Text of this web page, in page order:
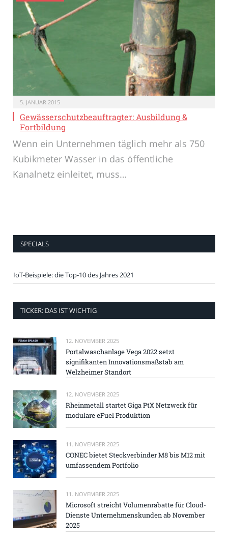
5. JANUAR 2015
Gewässerschutzbeauftragter: Ausbildung &
Fortbildung
Wenn ein Unternehmen täglich mehr als 750
Kubikmeter Wasser in das öffentliche
Kanalnetz einleitet, muss…
SPECIALS
IoT-Beispiele: die Top-10 des Jahres 2021
TICKER: DAS IST WICHTIG
12. NOVEMBER 2025
Portalwaschanlage Vega 2022 setzt
signifikanten Innovationsmaßstab am
Welzheimer Standort
12. NOVEMBER 2025
Rheinmetall startet Giga PtX Netzwerk für
modulare eFuel Produktion
11. NOVEMBER 2025
CONEC bietet Steckverbinder M8 bis M12 mit
umfassendem Portfolio
11. NOVEMBER 2025
Microsoft streicht Volumenrabatte für Cloud-
Dienste Unternehmenskunden ab November
2025